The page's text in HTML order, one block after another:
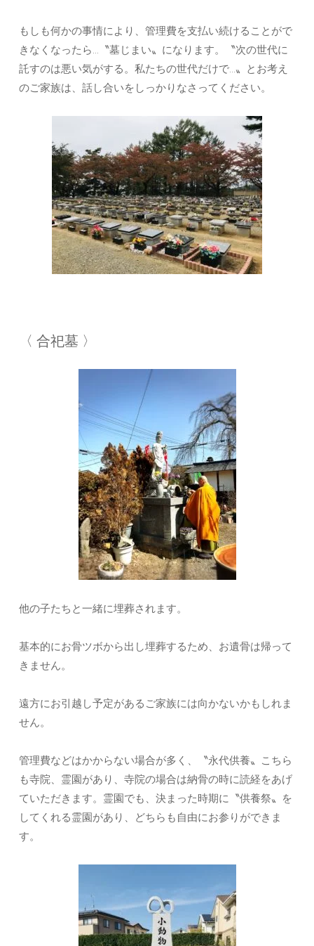
もしも何かの事情により、管理費を支払い続けることがで
きなくなったら…〝墓じまい〟になります。〝次の世代に
託すのは悪い気がする。私たちの世代だけで…〟とお考え
のご家族は、話し合いをしっかりなさってください。
〈 合祀墓 〉
他の子たちと一緒に埋葬されます。
基本的にお骨ツボから出し埋葬するため、お遺骨は帰って
きません。
遠方にお引越し予定があるご家族には向かないかもしれま
せん。
管理費などはかからない場合が多く、〝永代供養〟こちら
も寺院、霊園があり、寺院の場合は納骨の時に読経をあげ
ていただきます。霊園でも、決まった時期に〝供養祭〟を
してくれる霊園があり、どちらも自由にお参りができま
す。